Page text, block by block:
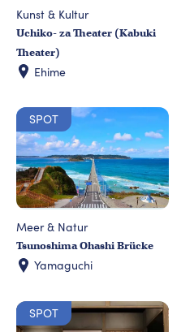
Kunst & Kultur
Uchiko- za Theater (Kabuki
Theater)
Ehime
SPOT
Meer & Natur
Tsunoshima Ohashi Brücke
Yamaguchi
SPOT